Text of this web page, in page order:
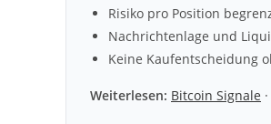
Risiko pro Position
Nachrichtenlage und
Keine Kaufentscheidung
Weiterlesen: Bitcoin Signale ·